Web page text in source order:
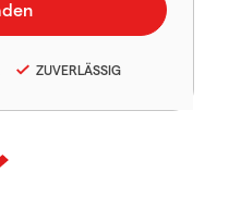
ZUVERLÄSSIG